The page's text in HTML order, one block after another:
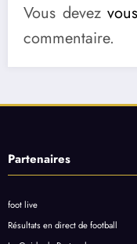
Vous devez
commentaire.
Partenaires
foot live
Résultats en direct de football